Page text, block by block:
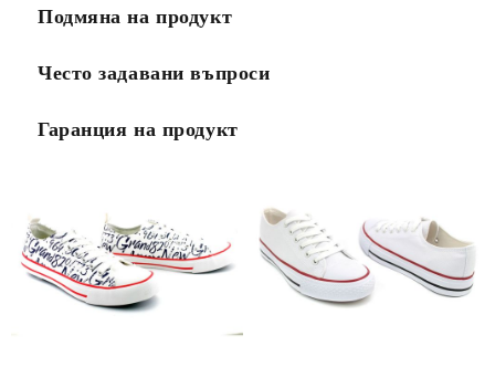
Подмяна на продукт
Често задавани въпроси
Гаранция на продукт